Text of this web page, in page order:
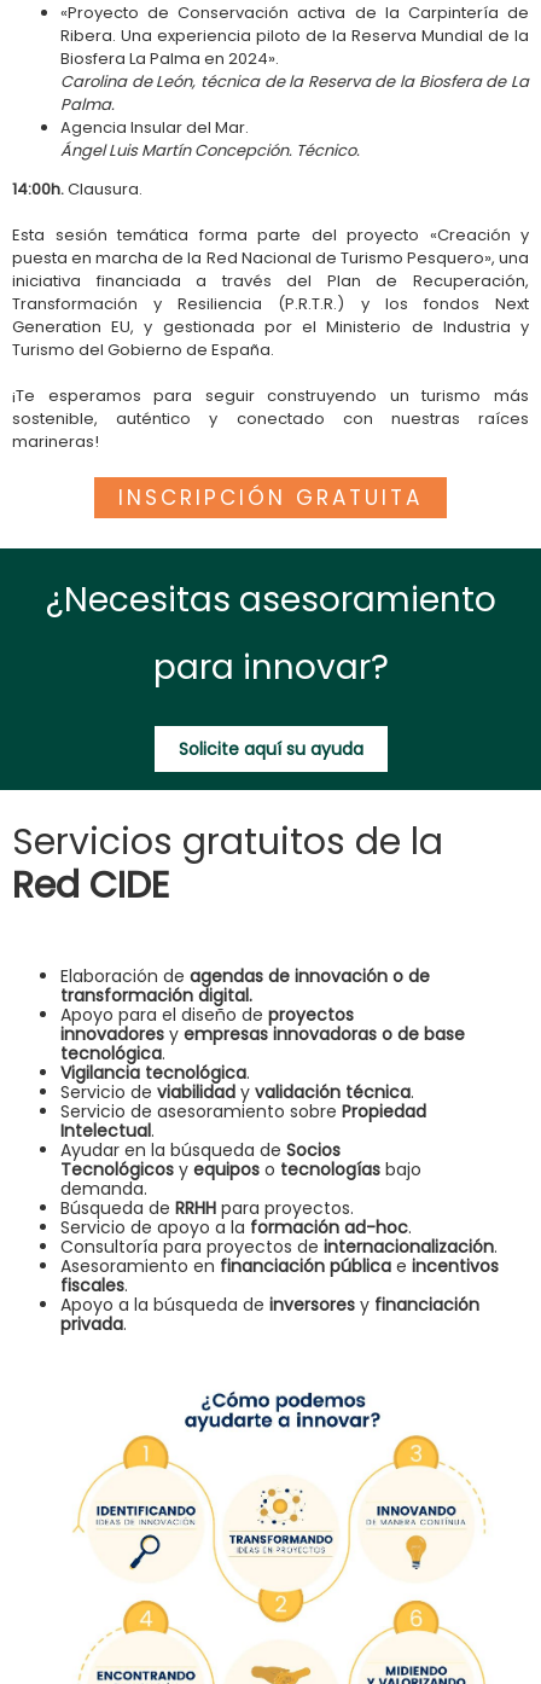
«Proyecto de Conservación activa de la Carpintería de
Ribera. Una experiencia piloto de la Reserva Mundial de la
Biosfera La Palma en 2024».
Carolina de León, técnica de la Reserva de la Biosfera de La
Palma.
Agencia Insular del Mar.
Ángel Luis Martín Concepción. Técnico.
14:00h.Clausura.
Esta sesión temática forma parte del proyecto «Creación y
puesta en marcha de la Red Nacional de Turismo Pesquero», una
iniciativa financiada a través del Plan de Recuperación,
Transformación y Resiliencia (P.R.T.R.) y los fondos Next
Generation EU, y gestionada por el Ministerio de Industria y
Turismo del Gobierno de España.
¡Te esperamos para seguir construyendo un turismo más
sostenible, auténtico y conectado con nuestras raíces
marineras!
INSCRIPCIÓN GRATUITA
¿Necesitas asesoramiento
para innovar?
Solicite aquí su ayuda
Servicios gratuitos de la
Red CIDE
Elaboración de agendas de innovación o de
transformación digital.
Apoyo para el diseño de proyectos
innovadores y empresas innovadoras o de base
tecnológica.
Vigilancia tecnológica.
Servicio de viabilidad y validación técnica.
Servicio de asesoramiento sobre Propiedad
Intelectual.
Ayudar en la búsqueda de Socios
Tecnológicos y equipos o tecnologías bajo
demanda.
Búsqueda de RRHH para proyectos.
Servicio de apoyo a la formación ad-hoc.
Consultoría para proyectos de internacionalización.
Asesoramiento en financiación pública e incentivos
fiscales.
Apoyo a la búsqueda de inversores y financiación
privada.